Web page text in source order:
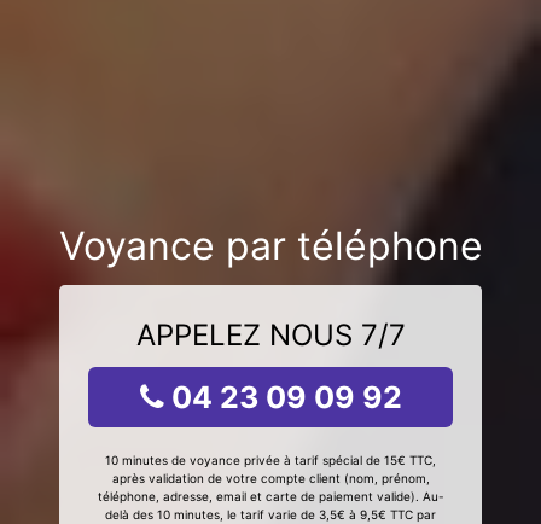
Voyance par téléphone
APPELEZ NOUS 7/7
04 23 09 09 92
10 minutes de voyance privée à tarif spécial de 15€ TTC,
après validation de votre compte client (nom, prénom,
téléphone, adresse, email et carte de paiement valide). Au-
delà des 10 minutes, le tarif varie de 3,5€ à 9,5€ TTC par